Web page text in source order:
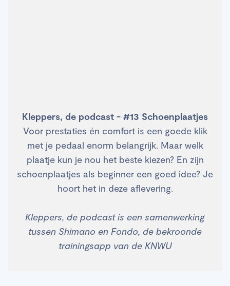
Kleppers, de podcast - #13 Schoenplaatjes
Voor prestaties én comfort is een goede klik
met je pedaal enorm belangrijk. Maar welk
plaatje kun je nou het beste kiezen? En zijn
schoenplaatjes als beginner een goed idee? Je
hoort het in deze aflevering.
Kleppers, de podcast is een samenwerking
tussen Shimano en Fondo, de bekroonde
trainingsapp van de KNWU